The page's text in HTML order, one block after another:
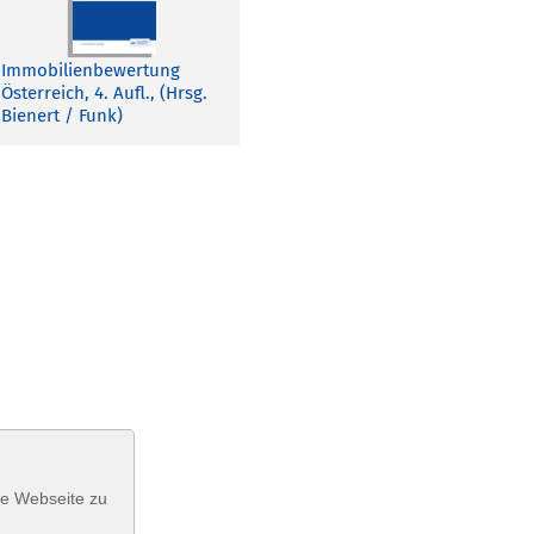
Immobilienbewertung
Österreich, 4. Aufl., (Hrsg.
Bienert / Funk)
Webseite zu